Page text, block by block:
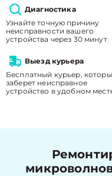
Диагностика
Узнайте точную причину
неисправности вашего
устройства через 30 минут
Выезд курьера
Бесплатный курьер,
заберет неисправное
устройство в удобном